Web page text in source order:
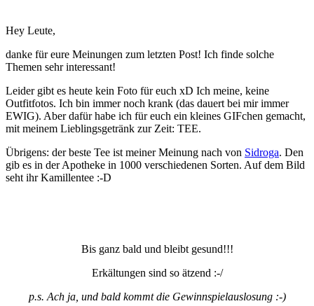
Hey Leute,
danke für eure Meinungen zum letzten Post! Ich finde solche
Themen sehr interessant!
Leider gibt es heute kein Foto für euch xD Ich meine, keine
Outfitfotos. Ich bin immer noch krank (das dauert bei mir immer
EWIG). Aber dafür habe ich für euch ein kleines GIFchen gemacht,
mit meinem Lieblingsgetränk zur Zeit: TEE.
Übrigens: der beste Tee ist meiner Meinung nach von Sidroga. Den
gib es in der Apotheke in 1000 verschiedenen Sorten. Auf dem Bild
seht ihr Kamillentee :-D
Bis ganz bald und bleibt gesund!!!
Erkältungen sind so ätzend :-/
p.s. Ach ja, und bald kommt die Gewinnspielauslosung :-)